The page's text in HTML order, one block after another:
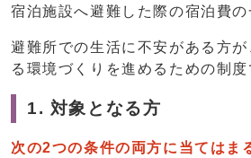
宿泊施設へ避難した際の宿泊費の
避難所での生活に不安がある方
る環境づくりを進めるための制度
1. 対象となる方
次の2つの条件の両方に当てはま